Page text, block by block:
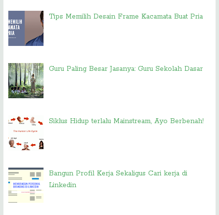
Tips Memilih Desain Frame Kacamata Buat Pria
Guru Paling Besar Jasanya: Guru Sekolah Dasar
Siklus Hidup terlalu Mainstream, Ayo Berbenah!
Bangun Profil Kerja Sekaligus Cari kerja di
Linkedin